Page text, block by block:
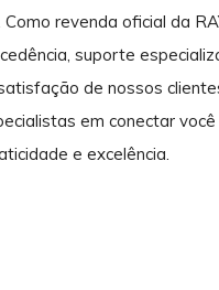
revenda oficial da
suporte
de nossos
em conectar
e excelência.